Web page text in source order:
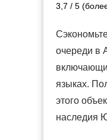
3,7 / 5
очереди в
языках.
этого
наследия